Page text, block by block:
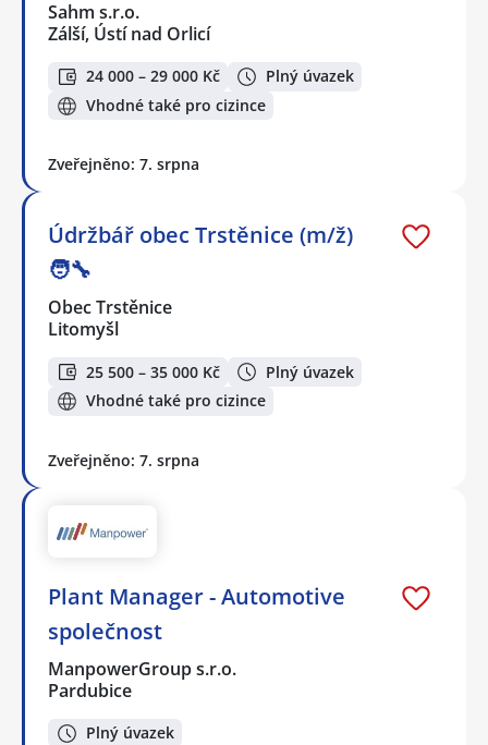
Sahm s.r.o.
Zálší, Ústí nad Orlicí
24 000 – 29 000 Kč
Plný úvazek
Vhodné také pro cizince
Zveřejněno: 7. srpna
Údržbář obec Trstěnice (m/ž)
🧑‍🔧
Obec Trstěnice
Litomyšl
25 500 – 35 000 Kč
Plný úvazek
Vhodné také pro cizince
Zveřejněno: 7. srpna
Plant Manager - Automotive
společnost
ManpowerGroup s.r.o.
Pardubice
Plný úvazek